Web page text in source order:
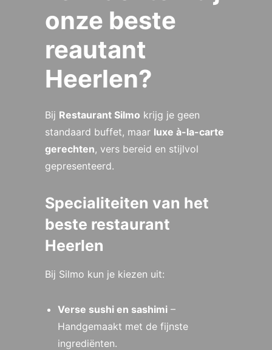
onze beste
reautant
Heerlen?
Bij Restaurant Silmo krijg je geen
standaard buffet, maar luxe à-la-carte
gerechten, vers bereid en stijlvol
gepresenteerd.
Specialiteiten van het
beste restaurant
Heerlen
Bij Silmo kun je kiezen uit:
Verse sushi en sashimi–
Handgemaakt met de fijnste
ingrediënten.